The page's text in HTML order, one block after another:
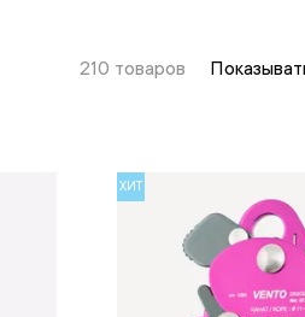
210 товаров
ХИТ